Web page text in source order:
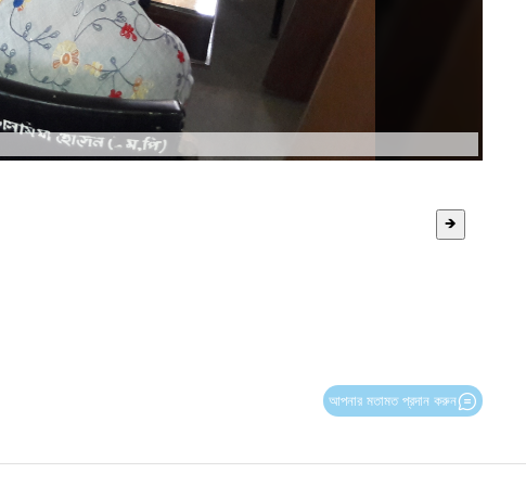
🡺
আপনার মতামত প্রদান করুন